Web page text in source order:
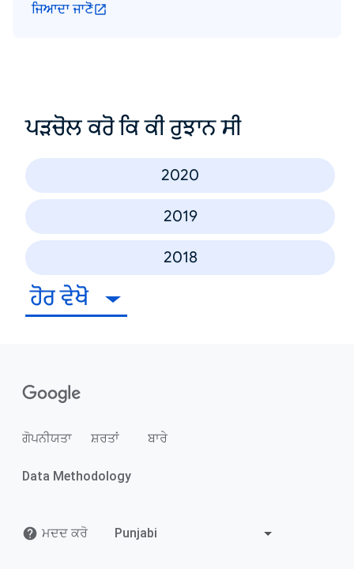
ਜਿਆਦਾ ਜਾਣੋ
ਪੜਚੋਲ ਕਰੋ ਕਿ ਕੀ ਰੁਝਾਨ ਸੀ
2020
2019
2018
ਹੋਰ ਵੇਖੋ
ਗੋਪਨੀਯਤਾ ਸ਼ਰਤਾਂ ਬਾਰੇ
Data Methodology
ਮਦਦ ਕਰੋ